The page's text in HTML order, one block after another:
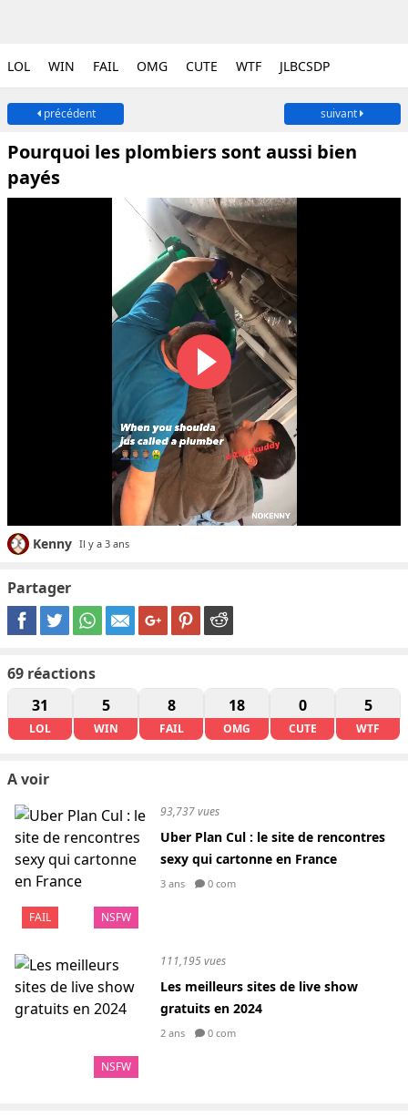
LOL WIN FAIL OMG CUTE WTF JLBCSDP
précédent suivant
Pourquoi les plombiers sont aussi bien
payés
Kenny Il y a 3 ans
Partager
69 réactions
31
LOL
5
WIN
8
FAIL
18
OMG
0
CUTE
5
WTF
A voir
FAIL NSFW
93,737 vues
Uber Plan Cul : le site de rencontres
sexy qui cartonne en France
3 ans 0 com
NSFW
111,195 vues
Les meilleurs sites de live show
gratuits en 2024
2 ans 0 com